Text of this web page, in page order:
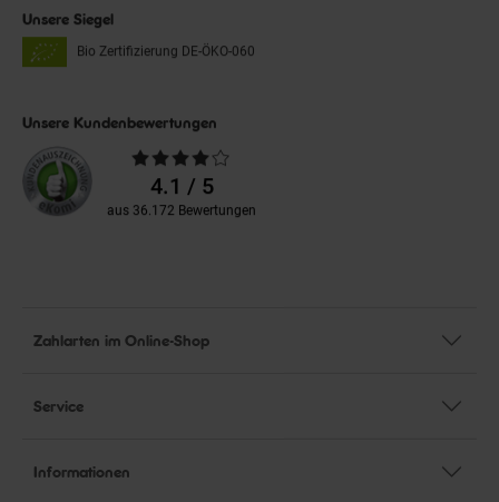
Unsere Siegel
Bio Zertifizierung DE-ÖKO-060
Unsere Kundenbewertungen
Durchschnittliche
Bewertungen4.1 / 5
aus 36.172 Bewertungen
Zahlarten im Online-Shop
Service
Informationen